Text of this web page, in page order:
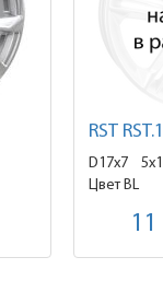
RST
D17x7
Цвет BL
11